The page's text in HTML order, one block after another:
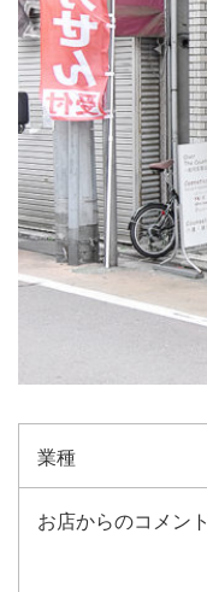
業種
お店からのコメント